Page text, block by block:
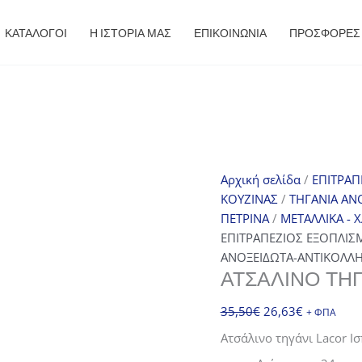
ΚΑΤΑΛΟΓΟΙ Η ΙΣΤΟΡΙΑ ΜΑΣ ΕΠΙΚΟΙΝΩΝΙΑ ΠΡΟΣΦΟΡΈΣ
Αρχική σελίδα/
ΚΟΥΖΙΝΑΣ/ ΤΗΓΑΝΙΑ
ΠΕΤΡΙΝΑ/ ΜΕΤΑΛΛΙΚΑ -
ΕΠΙΤΡΑΠΕΖΙΟΣ
ΑΝΟΞΕΙΔΩΤΑ-
ΑΤΣΆΛΙΝΟ
35,50€ Original
was:
26,63€Η+ ΦΠΑ
Ατσάλινο τηγάνι Lacor